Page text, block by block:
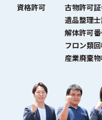
資格許可
古物許可
遺品整理
解体許可
フロン類
産業廃棄